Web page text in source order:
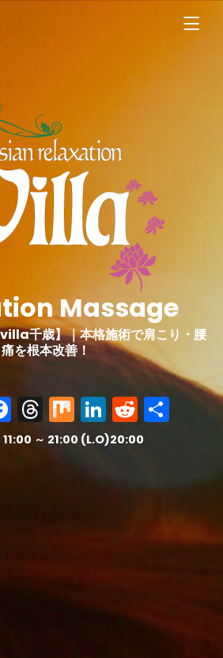
Massage
千歳】｜本格施術で肩こり・腰
痛を根本改善！
Facebook
Threads
MixLinkedIn
Reddit
共
11:00 ～ 21:00 (L.O)20:00